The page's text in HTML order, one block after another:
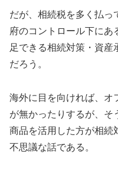
だが、相続税を多く払っ
府のコントロール下にあ
足できる相続対策・資産
だろう。
海外に目を向ければ、オ
が無かったりするが、そ
商品を活用した方が相続
不思議な話である。